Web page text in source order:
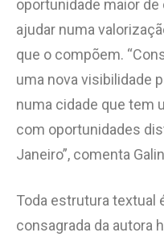
oportunidade maior
ajudar numa
que o compõem.
uma nova visibilidade
numa cidade que tem
com oportunidades
Janeiro”, comenta
Toda estrutura textual
consagrada da autora